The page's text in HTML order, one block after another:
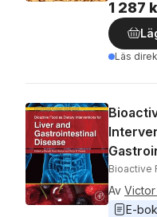
1 287
Läs
Bioactive
Av Victor
E-bok